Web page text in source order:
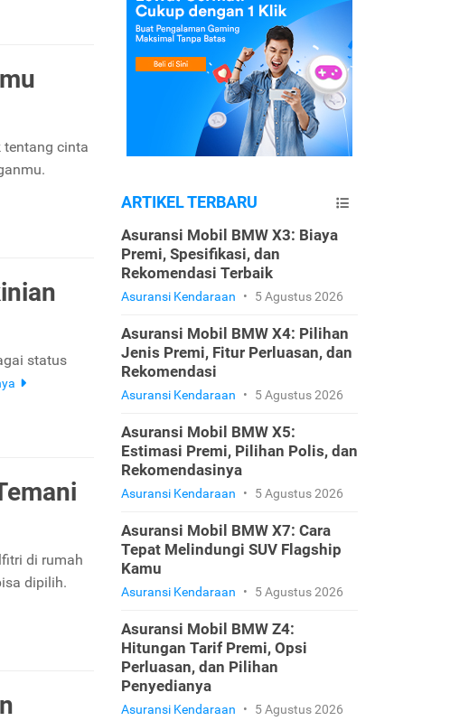
tentang cinta
status
di rumah
dipilih.
ARTIKEL TERBARU
Asuransi Mobil BMW X3: Biaya
Premi, Spesifikasi, dan
Rekomendasi Terbaik
Asuransi Kendaraan • 5 Agustus 2026
Asuransi Mobil BMW X4: Pilihan
Jenis Premi, Fitur Perluasan, dan
Rekomendasi
Asuransi Kendaraan • 5 Agustus 2026
Asuransi Mobil BMW X5:
Estimasi Premi, Pilihan Polis, dan
Rekomendasinya
Asuransi Kendaraan • 5 Agustus 2026
Asuransi Mobil BMW X7: Cara
Tepat Melindungi SUV Flagship
Kamu
Asuransi Kendaraan • 5 Agustus 2026
Asuransi Mobil BMW Z4:
Hitungan Tarif Premi, Opsi
Perluasan, dan Pilihan
Penyedianya
Asuransi Kendaraan • 5 Agustus 2026